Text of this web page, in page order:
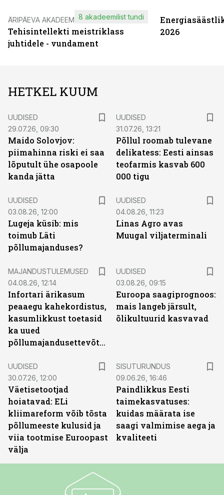
ÄRIPÄEVA AKADEEMIA
Tehisintellekti meistriklass
juhtidele - vundament
8 akadeemilist tundi
2026
HETKEL KUUM
UUDISED
29.07.26, 09:30
Maido Solovjov:
piimahinna riski ei saa
lõputult ühe osapoole
kanda jätta
UUDISED
31.07.26, 13:21
Põllul roomab tulevane
delikatess: Eesti ainsas
teofarmis kasvab 600
000 tigu
UUDISED
03.08.26, 12:00
Lugeja küsib: mis
toimub Läti
põllumajanduses?
UUDISED
04.08.26, 11:23
Linas Agro avas
Muugal viljaterminali
MAJANDUSTULEMUSED
04.08.26, 12:14
Infortari ärikasum
peaaegu kahekordistus,
kasumlikkust toetasid
ka uued
põllumajandusettevõtted
UUDISED
03.08.26, 09:15
Euroopa saagiprognoos:
mais langeb järsult,
õlikultuurid kasvavad
UUDISED
30.07.26, 12:00
Väetisetootjad
hoiatavad: ELi
kliimareform võib tõsta
põllumeeste kulusid ja
viia tootmise Euroopast
välja
SISUTURUNDUS
09.06.26, 16:46
Paindlikkus Eesti
taimekasvatuses:
kuidas määrata ise
saagi valmimise aega ja
kvaliteeti